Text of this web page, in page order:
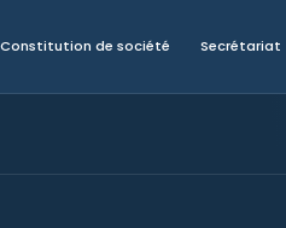
Constitution de société Secrétariat